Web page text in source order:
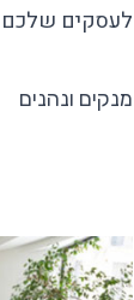
לעסקים שלכם
מנקים ונהנים